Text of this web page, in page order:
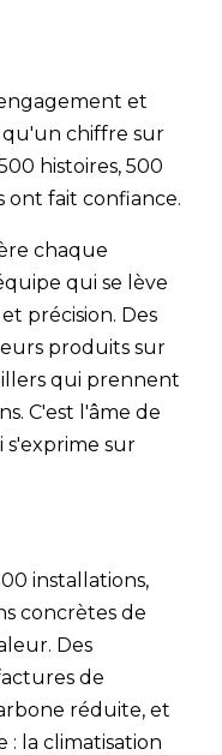
et
qu'un chiffre sur
histoires, 500
ont fait confiance.
chaque
qui se lève
précision. Des
produits sur
qui prennent
C'est l'âme de
sur
installations,
concrètes de
Des
de
réduite, et
la climatisation